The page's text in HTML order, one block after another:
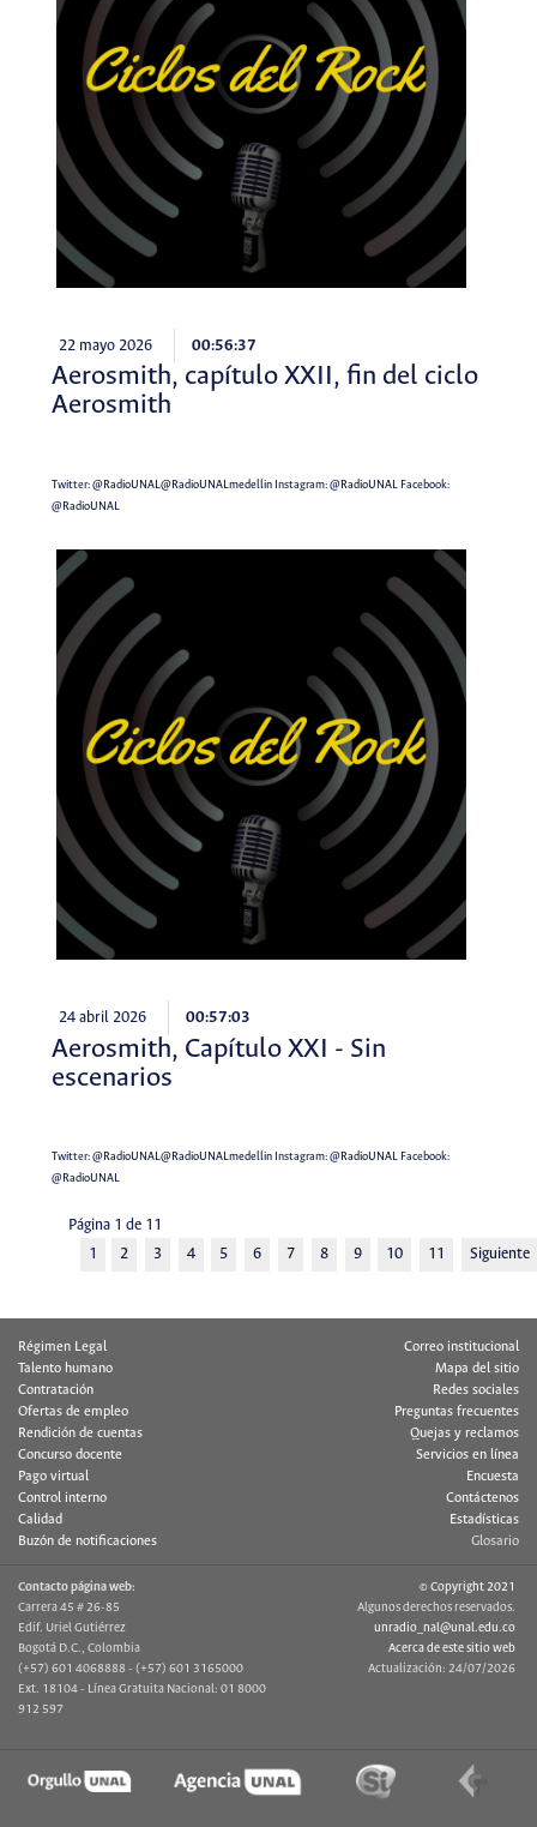
22 mayo 2026 00:56:37
Aerosmith, capítulo XXII, fin del ciclo
Aerosmith
Twitter:@RadioUNAL@RadioUNALmedellinInstagram:@RadioUNALFacebook:
@RadioUNAL
24 abril 2026 00:57:03
Aerosmith, Capítulo XXI - Sin
escenarios
Twitter:@RadioUNAL@RadioUNALmedellinInstagram:@RadioUNALFacebook:
@RadioUNAL
Página 1 de 11
1
2 3 4 5 6 7 8 9 10 11 Siguiente
Régimen Legal
Talento humano
Contratación
Ofertas de empleo
Rendición de cuentas
Concurso docente
Pago virtual
Control interno
Calidad
Buzón de notificaciones
Correo institucional
Mapa del sitio
Redes sociales
Preguntas frecuentes
Quejas y reclamos
Servicios en línea
Encuesta
Contáctenos
Estadísticas
Glosario
Contacto página web:
Carrera 45 # 26-85
Edif. Uriel Gutiérrez
Bogotá D.C., Colombia
(+57) 601 4068888 - (+57) 601 3165000
Ext. 18104 - Línea Gratuita Nacional: 01 8000
912 597
© Copyright 2021
Algunos derechos reservados.
unradio_nal@unal.edu.co
Acerca de este sitio web
Actualización: 24/07/2026